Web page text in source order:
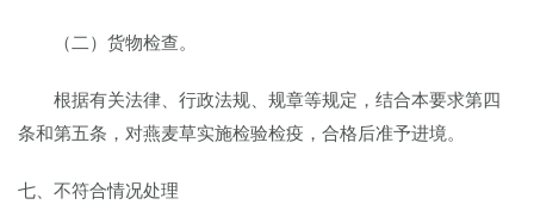
（二）货物检查。
根据有关法律、行政法规、规章等规定，结合本要求第四
条和第五条，对燕麦草实施检验检疫，合格后准予进境。
七、不符合情况处理